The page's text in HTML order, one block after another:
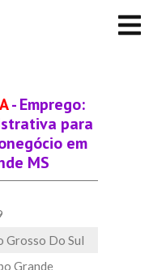
- Emprego:
para
em
MS
Grosso Do Sul
Grande